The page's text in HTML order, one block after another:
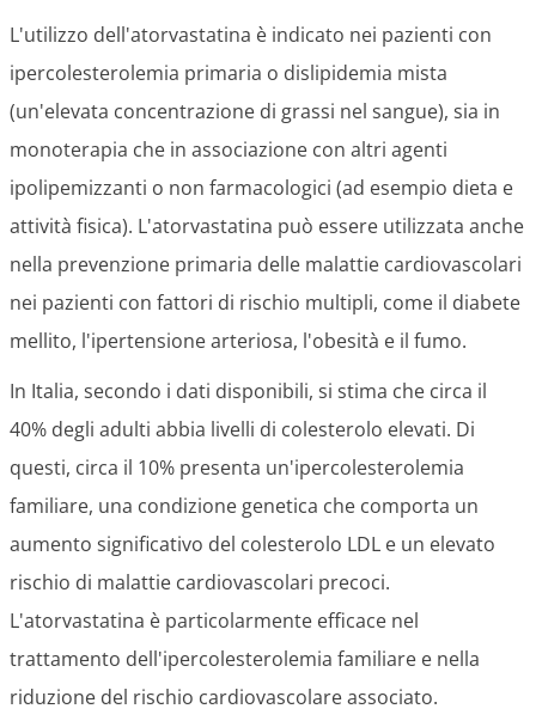
L'utilizzo dell'atorvastatina è indicato nei pazienti con
ipercolesterolemia primaria o dislipidemia mista
(un'elevata concentrazione di grassi nel sangue), sia in
monoterapia che in associazione con altri agenti
ipolipemizzanti o non farmacologici (ad esempio dieta e
attività fisica). L'atorvastatina può essere utilizzata anche
nella prevenzione primaria delle malattie cardiovascolari
nei pazienti con fattori di rischio multipli, come il diabete
mellito, l'ipertensione arteriosa, l'obesità e il fumo.
In Italia, secondo i dati disponibili, si stima che circa il
40% degli adulti abbia livelli di colesterolo elevati. Di
questi, circa il 10% presenta un'ipercolesterolemia
familiare, una condizione genetica che comporta un
aumento significativo del colesterolo LDL e un elevato
rischio di malattie cardiovascolari precoci.
L'atorvastatina è particolarmente efficace nel
trattamento dell'ipercolesterolemia familiare e nella
riduzione del rischio cardiovascolare associato.